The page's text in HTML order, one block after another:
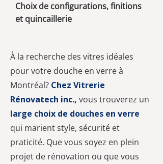
Choix de configurations, finitions
et quincaillerie
À la recherche des vitres idéales
pour votre douche en verre à
Montréal? Chez Vitrerie
Rénovatech inc., vous trouverez un
large choix de douches en verre
qui marient style, sécurité et
praticité. Que vous soyez en plein
projet de rénovation ou que vous